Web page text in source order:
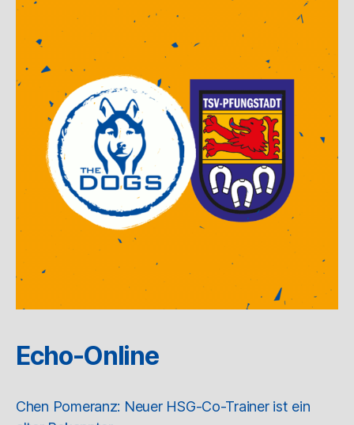
Echo-Online
Chen Pomeranz: Neuer HSG-Co-Trainer ist ein